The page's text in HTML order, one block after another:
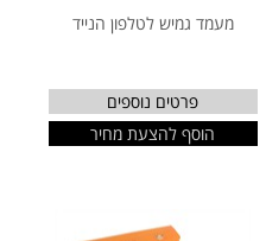
מעמד גמיש לטלפון הנייד
פרטים נוספים
הוסף להצעת מחיר